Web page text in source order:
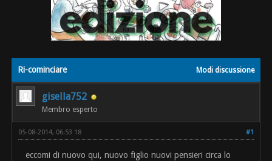
Modi discussione
Ri-cominciare
gisella752
Membro esperto
#1
05-08-2014, 06:53 18
eccomi di nuovo qui, nuovo figlio nuovi pensieri circa lo